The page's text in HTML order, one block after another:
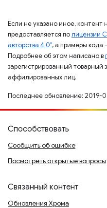
Если не указано иное, контент
предоставляется полицензии
авторства 4.0", а примеры кода
Подробнее об этом написано в
зарегистрированный товарный
аффилированных лиц.
Последнее обновление: 2019-
Способствовать
Сообщить об ошибке
Посмотреть открытые вопросы
Связанный контент
Обновления Хрома